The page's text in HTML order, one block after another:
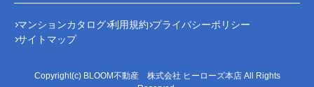
マンションカタログ 利用規約 プライバシーポリシー
サイトマップ
Copyright(c) BLOOM不動産 株式会社 ヒーローズ本店 All Rights